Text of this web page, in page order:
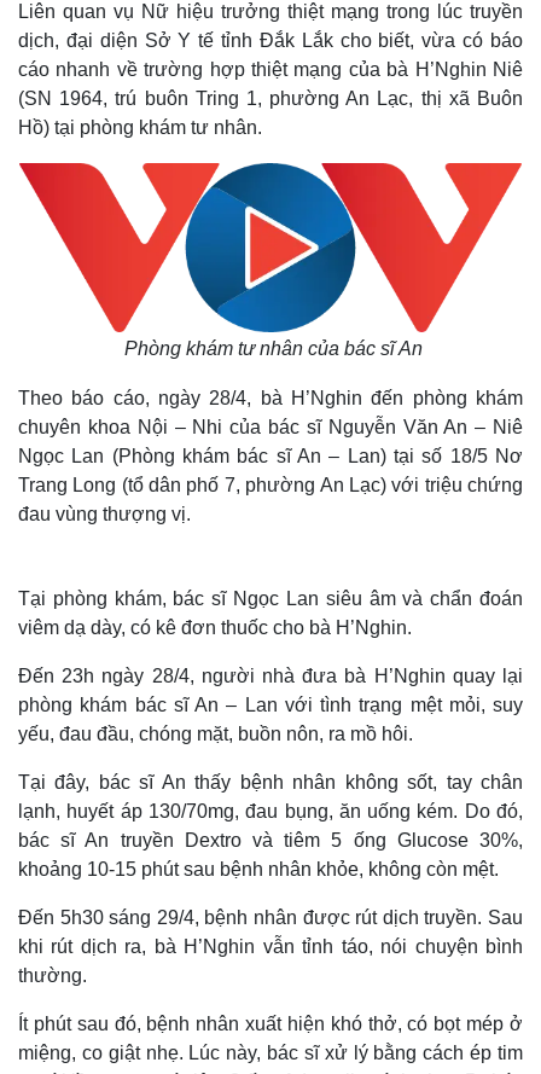
Liên quan vụ Nữ hiệu trưởng thiệt mạng trong lúc truyền
dịch, đại diện Sở Y tế tỉnh Đắk Lắk cho biết, vừa có báo
cáo nhanh về trường hợp thiệt mạng của bà H’Nghin Niê
(SN 1964, trú buôn Tring 1, phường An Lạc, thị xã Buôn
Hồ) tại phòng khám tư nhân.
Phòng khám tư nhân của bác sĩ An
Theo báo cáo, ngày 28/4, bà H’Nghin đến phòng khám
chuyên khoa Nội – Nhi của bác sĩ Nguyễn Văn An – Niê
Ngọc Lan (Phòng khám bác sĩ An – Lan) tại số 18/5 Nơ
Trang Long (tổ dân phố 7, phường An Lạc) với triệu chứng
đau vùng thượng vị.
Tại phòng khám, bác sĩ Ngọc Lan siêu âm và chẩn đoán
viêm dạ dày, có kê đơn thuốc cho bà H’Nghin.
Đến 23h ngày 28/4, người nhà đưa bà H’Nghin quay lại
phòng khám bác sĩ An – Lan với tình trạng mệt mỏi, suy
yếu, đau đầu, chóng mặt, buồn nôn, ra mồ hôi.
Tại đây, bác sĩ An thấy bệnh nhân không sốt, tay chân
lạnh, huyết áp 130/70mg, đau bụng, ăn uống kém. Do đó,
bác sĩ An truyền Dextro và tiêm 5 ống Glucose 30%,
khoảng 10-15 phút sau bệnh nhân khỏe, không còn mệt.
Đến 5h30 sáng 29/4, bệnh nhân được rút dịch truyền. Sau
khi rút dịch ra, bà H’Nghin vẫn tỉnh táo, nói chuyện bình
thường.
Ít phút sau đó, bệnh nhân xuất hiện khó thở, có bọt mép ở
miệng, co giật nhẹ. Lúc này, bác sĩ xử lý bằng cách ép tim